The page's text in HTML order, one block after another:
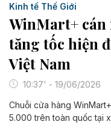
Kinh tế Thế Giới
WinMart+ cán
tăng tốc hiện
Việt Nam
10:37' - 19/06/2026
Chuỗi cửa hàng
5.000 trên toàn quốc tại